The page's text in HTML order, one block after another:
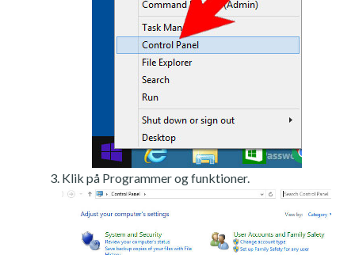
Klik på Programmer og funktioner.